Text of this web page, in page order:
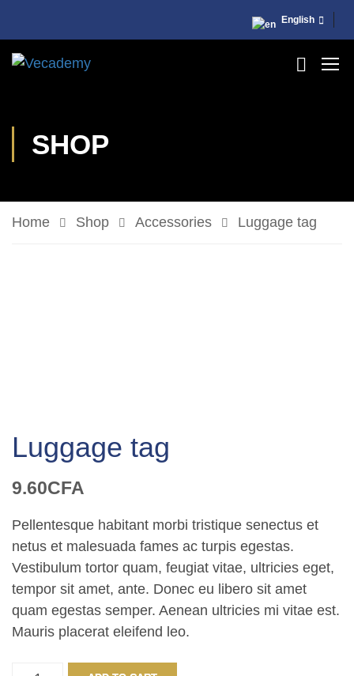
English
SHOP
Home Shop Accessories Luggage tag
Luggage tag
9.60CFA
Pellentesque habitant morbi tristique senectus et
netus et malesuada fames ac turpis egestas.
Vestibulum tortor quam, feugiat vitae, ultricies eget,
tempor sit amet, ante. Donec eu libero sit amet
quam egestas semper. Aenean ultricies mi vitae est.
Mauris placerat eleifend leo.
Luggage